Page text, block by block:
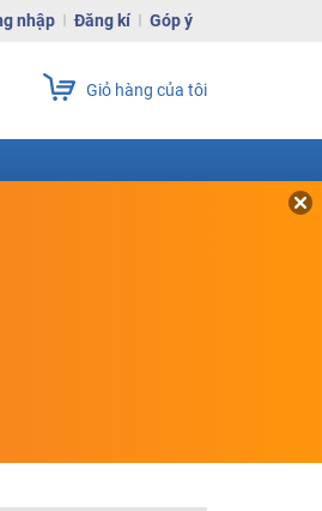
nhập Đăng kí Góp ý
Giỏ hàng của tôi